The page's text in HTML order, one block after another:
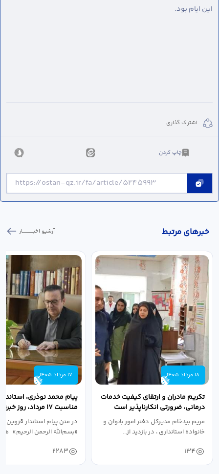
این ایام بود.
اشتراک گذاری
چاپ کردن
خبر‌های مرتبط آرشیو اخبـــــــــــار
18 مرداد 1405
تکریم مادران و ارتقای کیفیت خدمات
درمانی، ضرورتی انکارناپذیر است
مریم بیدخام مدیرکل دفتر امور بانوان و
خانواده استانداری ، در بازدید از...
134
17 مرداد 1405
پیام محمد نوذری،
مناسبت ۱۷ مرداد، روز خبرنگار
در متن پیام استاندار قزوین
«بسم‌الله الرحمن الرحیم»
2283